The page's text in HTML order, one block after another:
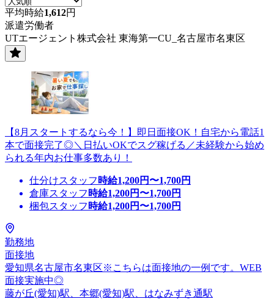
平均時給1,612円
派遣労働者
UTエージェント株式会社 東海第一CU_名古屋市名東区
【8月スタートするなら今！】即日面接OK！自宅から電話1
本で面接完了◎＼日払いOKでスグ稼げる／未経験から始め
られる年内お仕事多数あり！
仕分けスタッフ 時給1,200円〜1,700円
倉庫スタッフ 時給1,200円〜1,700円
梱包スタッフ 時給1,200円〜1,700円
勤務地
面接地
愛知県名古屋市名東区※こちらは面接地の一例です。WEB
面接実施中◎
藤が丘(愛知)駅、本郷(愛知)駅、はなみずき通駅